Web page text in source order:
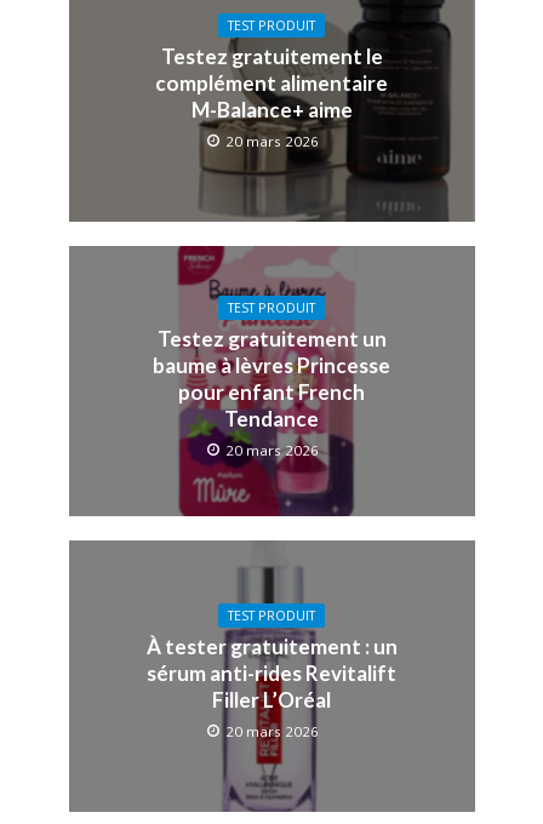
TEST PRODUIT
Testez gratuitement le
complément alimentaire
M-Balance+ aime
20 mars 2026
TEST PRODUIT
Testez gratuitement un
baume à lèvres Princesse
pour enfant French
Tendance
20 mars 2026
TEST PRODUIT
À tester gratuitement : un
sérum anti-rides Revitalift
Filler L’Oréal
20 mars 2026